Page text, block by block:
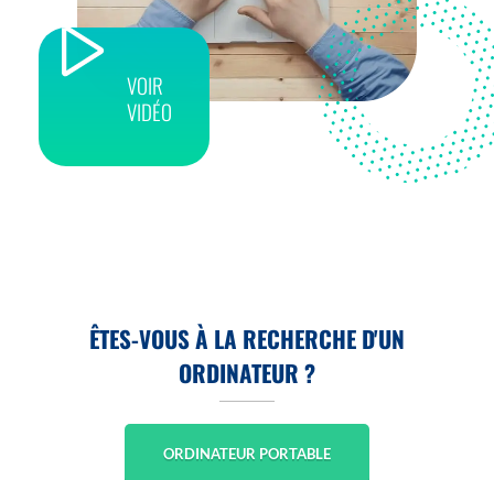
VOIR
VIDÉO
ÊTES-VOUS À LA RECHERCHE D'UN
ORDINATEUR ?
ORDINATEUR PORTABLE